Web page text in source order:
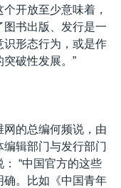
开放至少意味着，
图书出版、发行是一
识形态行为，或是作
破性发展。”
的总编何频说，由
辑部门与发行部门
“中国官方的这些
确。比如《中国青年